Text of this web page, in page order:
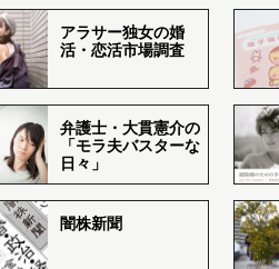
アラサー独女の婚
活・恋活市場調査
弁護士・大貫憲介の
「モラ夫バスターな
日々」
闇株新聞